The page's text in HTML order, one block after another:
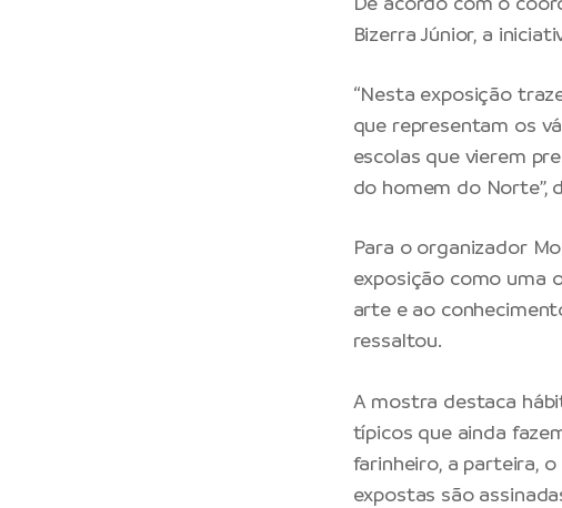
Bizerra Júnior, a
“Nesta exposição
que representam os
escolas que vierem
do homem do Norte”,
Para o organizador
exposição como uma
arte e ao
ressaltou.
A mostra destaca
típicos que ainda
farinheiro, a parteira,
expostas são